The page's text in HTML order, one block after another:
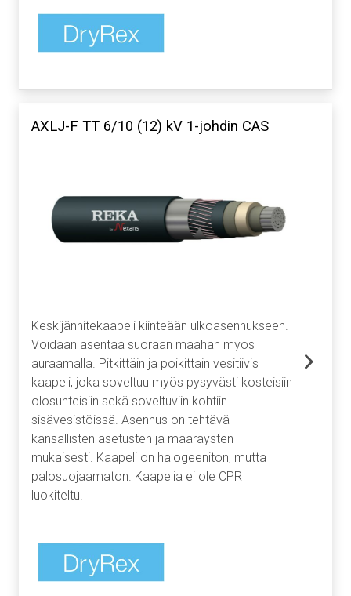
AXLJ-F TT 6/10 (12) kV 1-johdin CAS
Keskijännitekaapeli kiinteään ulkoasennukseen.
Voidaan asentaa suoraan maahan myös
auraamalla. Pitkittäin ja poikittain vesitiivis
kaapeli, joka soveltuu myös pysyvästi kosteisiin
olosuhteisiin sekä soveltuviin kohtiin
sisävesistöissä. Asennus on tehtävä
kansallisten asetusten ja määräysten
mukaisesti. Kaapeli on halogeeniton, mutta
palosuojaamaton. Kaapelia ei ole CPR
luokiteltu.